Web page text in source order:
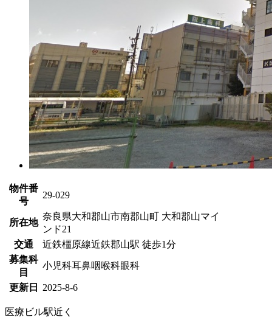
物件番
号
29-029
所在地
奈良県大和郡山市南郡山町 大和郡山マイ
ンド21
交通
近鉄橿原線近鉄郡山駅 徒歩1分
募集科
目
小児科耳鼻咽喉科眼科
更新日 2025-8-6
医療ビル駅近く